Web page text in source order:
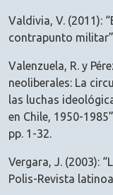
Valdivia, V. (2011):
contrapunto
Valenzuela, R. y
neoliberales: La
las luchas
en Chile, 1950-
pp. 1-32.
Vergara, J. (2003):
Polis-Revista